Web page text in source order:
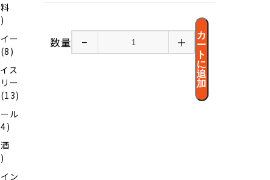
ー
ス
ー
ル
ン
数量 − ＋
カ
ー
ト
に
追
加